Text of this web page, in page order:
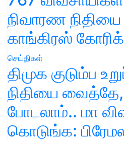
நிவாரண நிதியை
காங்கிரஸ்
செய்திகள்
திமுக குடும்ப
நிதியை
போடலாம்.. மா
கொடுங்க: